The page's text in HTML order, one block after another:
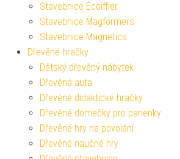
Stavebnice Écoiffier
Stavebnice Magformers
Stavebnice Magnetics
Dřevěné hračky
Dětský dřevěný nábytek
Dřevěná auta
Dřevěné didaktické hračky
Dřevěné domečky pro panenky
Dřevěné hry na povolání
Dřevěné naučné hry